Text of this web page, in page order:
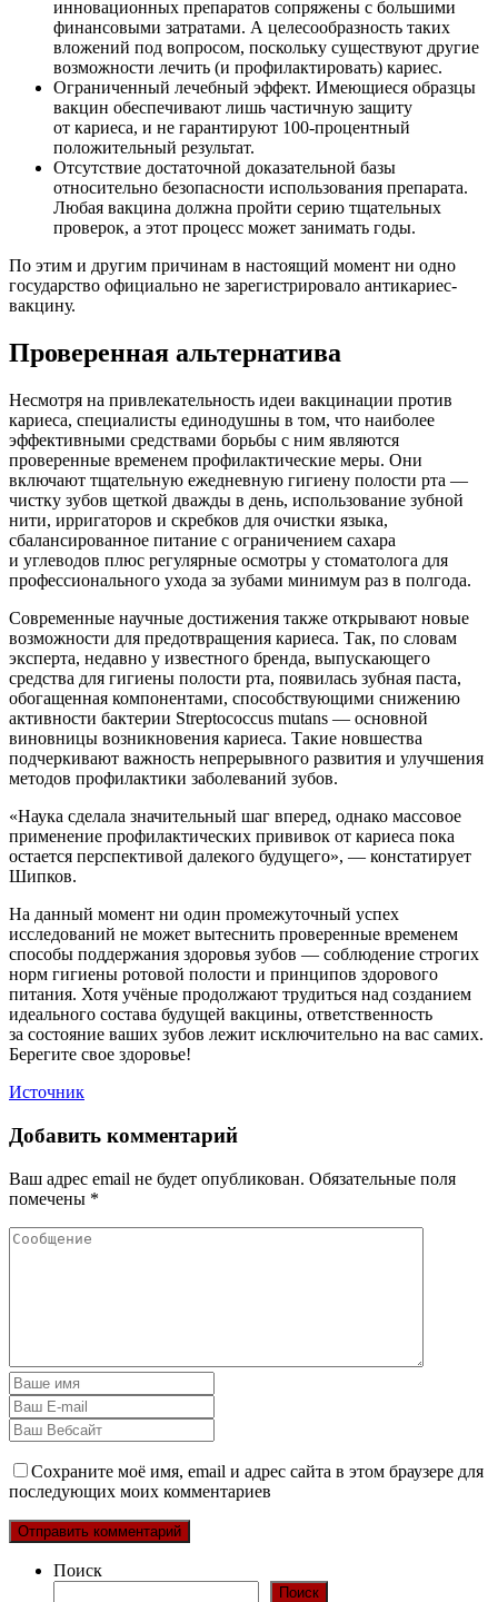
инновационных препаратов сопряжены с большими
финансовыми затратами. А целесообразность таких
вложений под вопросом, поскольку существуют другие
возможности лечить (и профилактировать) кариес.
Ограниченный лечебный эффект. Имеющиеся образцы
вакцин обеспечивают лишь частичную защиту
от кариеса, и не гарантируют 100-процентный
положительный результат.
Отсутствие достаточной доказательной базы
относительно безопасности использования препарата.
Любая вакцина должна пройти серию тщательных
проверок, а этот процесс может занимать годы.
По этим и другим причинам в настоящий момент ни одно
государство официально не зарегистрировало антикариес-
вакцину.
Проверенная альтернатива
Несмотря на привлекательность идеи вакцинации против
кариеса, специалисты единодушны в том, что наиболее
эффективными средствами борьбы с ним являются
проверенные временем профилактические меры. Они
включают тщательную ежедневную гигиену полости рта —
чистку зубов щеткой дважды в день, использование зубной
нити, ирригаторов и скребков для очистки языка,
сбалансированное питание с ограничением сахара
и углеводов плюс регулярные осмотры у стоматолога для
профессионального ухода за зубами минимум раз в полгода.
Современные научные достижения также открывают новые
возможности для предотвращения кариеса. Так, по словам
эксперта, недавно у известного бренда, выпускающего
средства для гигиены полости рта, появилась зубная паста,
обогащенная компонентами, способствующими снижению
активности бактерии Streptococcus mutans — основной
виновницы возникновения кариеса. Такие новшества
подчеркивают важность непрерывного развития и улучшения
методов профилактики заболеваний зубов.
«Наука сделала значительный шаг вперед, однако массовое
применение профилактических прививок от кариеса пока
остается перспективой далекого будущего», — констатирует
Шипков.
На данный момент ни один промежуточный успех
исследований не может вытеснить проверенные временем
способы поддержания здоровья зубов — соблюдение строгих
норм гигиены ротовой полости и принципов здорового
питания. Хотя учёные продолжают трудиться над созданием
идеального состава будущей вакцины, ответственность
за состояние ваших зубов лежит исключительно на вас самих.
Берегите свое здоровье!
Источник
Добавить комментарий
Ваш адрес email не будет опубликован. Обязательные поля
помечены *
Сохраните моё имя, email и адрес сайта в этом браузере для
последующих моих комментариев
Поиск
Поиск